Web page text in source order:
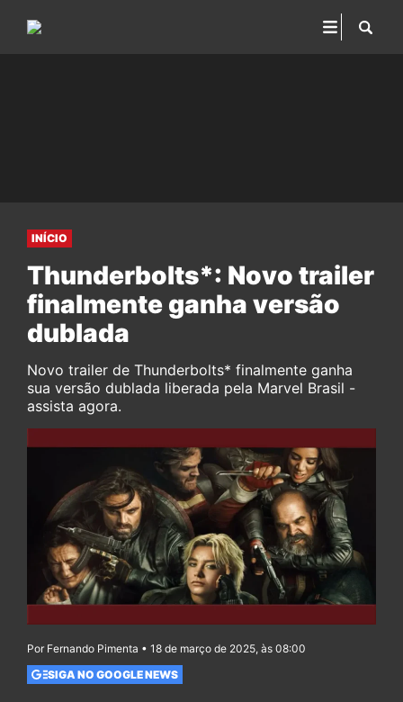
INÍCIO
Thunderbolts*: Novo trailer
finalmente ganha versão
dublada
Novo trailer de Thunderbolts* finalmente ganha
sua versão dublada liberada pela Marvel Brasil -
assista agora.
Por Fernando Pimenta • 18 de março de 2025, às 08:00
SIGA NO GOOGLE NEWS